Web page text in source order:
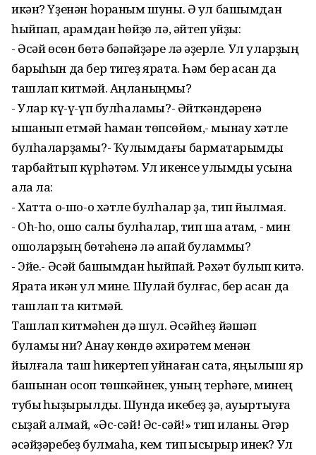
икән? Үҙенән һораным шуны. Ә ул башымдан
һыйпап, арҡамдан һөйҙө лә, әйтеп ҡуйҙы:
- Әсәй өсөн бөтә бәпәйҙәре лә ҡәҙерле. Ул уларҙың
барыһын да бер тигеҙ ярата. Һәм бер ҡасан да
ташлап китмәй. Аңланыңмы?
- Улар кү-ү-үп булһаламы?- Әйткәндәренә
ышанып етмәй һаман төпсөйөм,- мынау хәтле
булһаларҙамы?- Ҡулымдағы бармаҡтарымды
тарбайтып күрһәтәм. Ул икенсе ҡулымды усына
ала ла:
- Хатта о-шо-о хәтле булһалар ҙа, тип йылмая.
- Оһ-һо, ошо саҡлы булһалар, тип шаҡ ҡатам, - мин
ошоларҙың бөтәһенә лә апай буламмы?
- Эйе.- Әсәй башымдан һыйпай. Рәхәт булып китә.
Ярата икән ул мине. Шулай булғас, бер ҡасан да
ташлап та китмәй.
Ташлап китмәһен дә шул. Әсәйһеҙ йәшәп
буламы ни? Анау көндө әхирәтем менән
йылғала таш һикертеп уйнаған саҡта, яңылыш яр
башынан осоп төшкәйнек, уның терһәге, минең
тубыҡ һыҙырылды. Шунда икебеҙ ҙә, ауыртыуға
сыҙай алмай, «Әс-сәй! Әс-сәй!» тип иланыҡ. Әгәр
әсәйҙәребеҙ булмаһа, кем тип ҡысҡырыр инек? Ул